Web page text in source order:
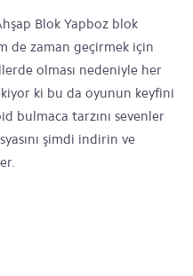
Blok Yapboz blok
de zaman geçirmek için
olması nedeniyle her
ki bu da oyunun keyfini
bulmaca tarzını sevenler
şimdi indirin ve